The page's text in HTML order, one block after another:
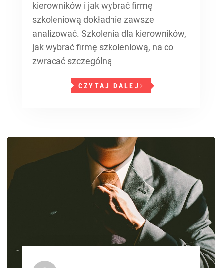
kierowników i jak wybrać firmę
szkoleniową dokładnie zawsze
analizować. Szkolenia dla kierowników,
jak wybrać firmę szkoleniową, na co
zwracać szczególną
CZYTAJ DALEJ